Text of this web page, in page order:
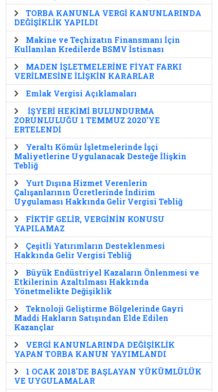
TORBA KANUNLA VERGİ KANUNLARINDA
DEĞİŞİKLİK YAPILDI
Makine ve Teçhizatın Finansmanı İçin
Kullanılan Kredilerde BSMV İstisnası
MADEN İŞLETMELERİNE FİYAT FARKI
VERİLMESİNE İLİŞKİN KARARLAR
Emlak Vergisi Açıklamaları
İŞYERİ HEKİMİ BULUNDURMA
ZORUNLULUĞU 1 TEMMUZ 2020'YE
ERTELENDİ
Yeraltı Kömür İşletmelerinde İşçi
Maliyetlerine Uygulanacak Desteğe İlişkin
Tebliğ
Yurt Dışına Hizmet Verenlerin
Çalışanlarının Ücretlerinde İndirim
Uygulaması Hakkında Gelir Vergisi Tebliğ
FİKTİF GELİR, VERGİNİN KONUSU
YAPILAMAZ
Çeşitli Yatırımların Desteklenmesi
Hakkında Gelir Vergisi Tebliğ
Büyük Endüstriyel Kazaların Önlenmesi ve
Etkilerinin Azaltılması Hakkında
Yönetmelikte Değişiklik
Teknoloji Geliştirme Bölgelerinde Gayri
Maddi Hakların Satışından Elde Edilen
Kazançlar
VERGİ KANUNLARINDA DEĞİŞİKLİK
YAPAN TORBA KANUN YAYIMLANDI
1 OCAK 2018'DE BAŞLAYAN YÜKÜMLÜLÜK
VE UYGULAMALAR